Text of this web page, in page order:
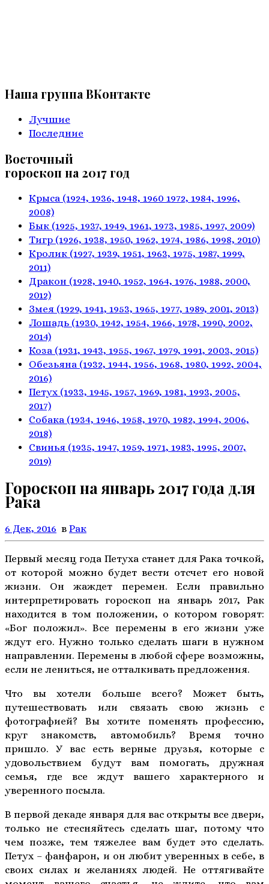
Наша группа ВКонтакте
Лучшие
Последние
Восточный
гороскоп на 2017 год
Крыса (1924, 1936, 1948, 1960 1972, 1984, 1996,
2008)
Бык (1925, 1937, 1949, 1961, 1973, 1985, 1997, 2009)
Тигр (1926, 1938, 1950, 1962, 1974, 1986, 1998, 2010)
Кролик (1927, 1939, 1951, 1963, 1975, 1987, 1999,
2011)
Дракон (1928, 1940, 1952, 1964, 1976, 1988, 2000,
2012)
Змея (1929, 1941, 1953, 1965, 1977, 1989, 2001, 2013)
Лошадь (1930, 1942, 1954, 1966, 1978, 1990, 2002,
2014)
Коза (1931, 1943, 1955, 1967, 1979, 1991, 2003, 2015)
Обезьяна (1932, 1944, 1956, 1968, 1980, 1992, 2004,
2016)
Петух (1933, 1945, 1957, 1969, 1981, 1993, 2005,
2017)
Собака (1934, 1946, 1958, 1970, 1982, 1994, 2006,
2018)
Свинья (1935, 1947, 1959, 1971, 1983, 1995, 2007,
2019)
Гороскоп на январь 2017 года для
Рака
6 Дек, 2016 в Рак
Первый месяц года Петуха станет для Рака точкой,
от которой можно будет вести отсчет его новой
жизни. Он жаждет перемен. Если правильно
интерпретировать гороскоп на январь 2017, Рак
находится в том положении, о котором говорят:
«Бог положил». Все перемены в его жизни уже
ждут его. Нужно только сделать шаги в нужном
направлении. Перемены в любой сфере возможны,
если не лениться, не отталкивать предложения.
Что вы хотели больше всего? Может быть,
путешествовать или связать свою жизнь с
фотографией? Вы хотите поменять профессию,
круг знакомств, автомобиль? Время точно
пришло. У вас есть верные друзья, которые с
удовольствием будут вам помогать, дружная
семья, где все ждут вашего характерного и
уверенного посыла.
В первой декаде января для вас открыты все двери,
только не стесняйтесь сделать шаг, потому что
чем позже, тем тяжелее вам будет это сделать.
Петух – фанфарон, и он любит уверенных в себе, в
своих силах и желаниях людей. Не оттягивайте